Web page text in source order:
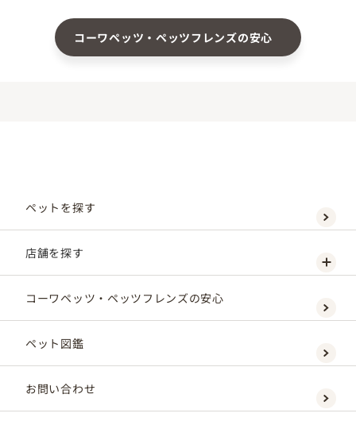
コーワペッツ・ペッツフレンズの安心
ペットを探す
店舗を探す
コーワペッツ・ペッツフレンズの安心
ペット図鑑
お問い合わせ